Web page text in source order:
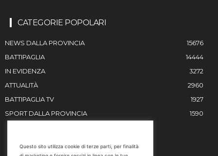
CATEGORIE POPOLARI
NEWS DALLA PROVINCIA
15676
BATTIPAGLIA
14444
IN EVIDENZA
3272
ATTUALITÀ
2960
BATTIPAGLIA TV
1927
SPORT DALLA PROVINCIA
1590
Questo sito utilizza cookie di terze parti, per finalità